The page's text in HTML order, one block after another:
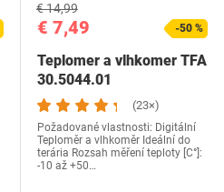
€ 7,49
€ 14,99
-50 %
Teplomer a vlhkomer TFA
30.5044.01
(23×)
Požadované vlastnosti: Digitální
Teploměr a vlhkoměr Ideální do
terária Rozsah měření teploty [C°]:
-10 až +50…